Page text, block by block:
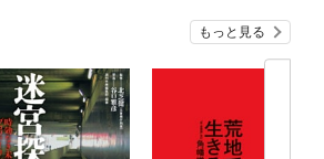
もっと見る